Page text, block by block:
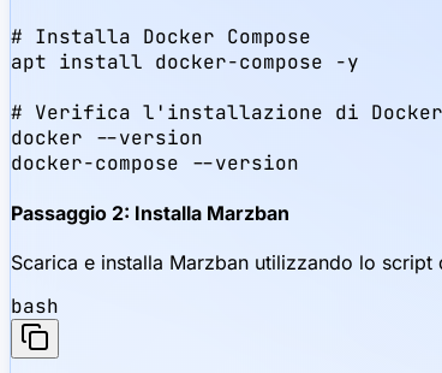
# Installa Docker Compose
apt install docker-compose -y
# Verifica l'installazione di Docker
docker --version
docker-compose --version
Passaggio 2: Installa Marzban
Scarica e installa Marzban utilizzando lo script
bash